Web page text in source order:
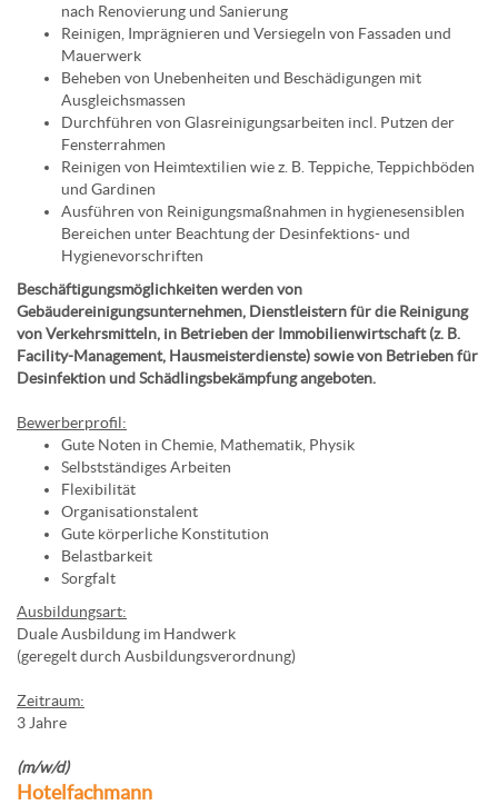
nach Renovierung und Sanierung
Reinigen, Imprägnieren und Versiegeln von Fassaden und
Mauerwerk
Beheben von Unebenheiten und Beschädigungen mit
Ausgleichsmassen
Durchführen von Glasreinigungsarbeiten incl. Putzen der
Fensterrahmen
Reinigen von Heimtextilien wie z. B. Teppiche, Teppichböden
und Gardinen
Ausführen von Reinigungsmaßnahmen in hygienesensiblen
Bereichen unter Beachtung der Desinfektions- und
Hygienevorschriften
Beschäftigungsmöglichkeiten werden von
Gebäudereinigungsunternehmen, Dienstleistern für die Reinigung
von Verkehrsmitteln, in Betrieben der Immobilienwirtschaft (z. B.
Facility-Management, Hausmeisterdienste) sowie von Betrieben für
Desinfektion und Schädlingsbekämpfung angeboten.
Bewerberprofil:
Gute Noten in Chemie, Mathematik, Physik
Selbstständiges Arbeiten
Flexibilität
Organisationstalent
Gute körperliche Konstitution
Belastbarkeit
Sorgfalt
Ausbildungsart:
Duale Ausbildung im Handwerk
(geregelt durch Ausbildungsverordnung)
Zeitraum:
3 Jahre
(m/w/d)
Hotelfachmann